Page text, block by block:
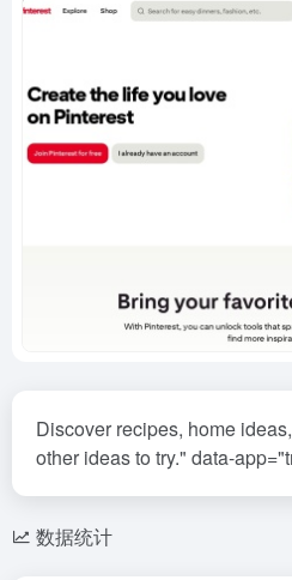
Discover recipes, home
other ideas to try." data-
数据统计